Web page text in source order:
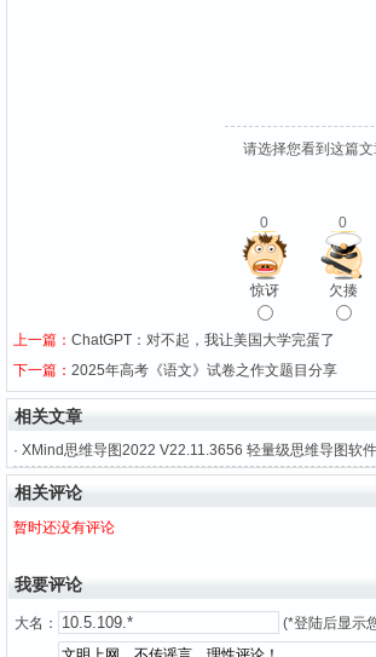
请选择您看到这篇
0 0
惊讶 欠揍
上一篇： ChatGPT：对不起，我让美国大学完蛋了
下一篇： 2025年高考《语文》试卷之作文题目分享
相关文章
· XMind思维导图2022 V22.11.3656 轻量级思维导图软件
相关评论
暂时还没有评论
我要评论
大名： (*登陆后显示